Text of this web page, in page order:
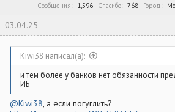
Сообщения
1,596 Спасибо 768 Город
03.04.25
Kiwi38 написал(а):
и тем более у банков нет обязанности
ИБ
@Kiwi38 , а если погуглить?